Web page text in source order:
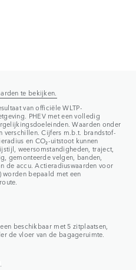
te bekijken.
van officiële WLTP-
PHEV met een volledig
Waarden onder
Cijfers m.b.t. brandstof-
en CO₂-uitstoot kunnen
weersomstandigheden, traject,
gemonteerde velgen, banden,
de accu. Actieradiuswaarden voor
worden bepaald met een
beschikbaar met 5 zitplaatsen,
de vloer van de bagageruimte.